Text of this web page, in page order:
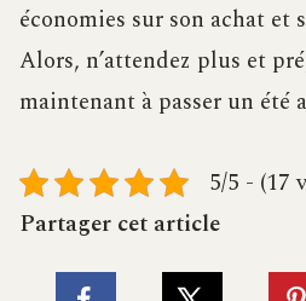
économies sur son achat et
Alors, n’attendez plus et
maintenant à passer un été
5/5 - (17
Partager cet article